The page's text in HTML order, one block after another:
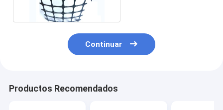
Continuar
Productos Recomendados